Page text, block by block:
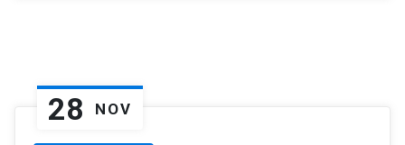
28 NOV